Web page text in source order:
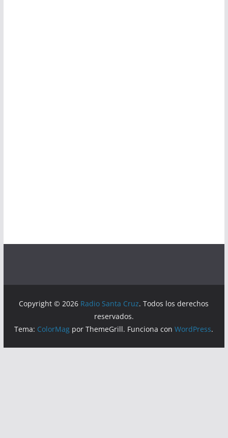
Copyright © 2026 Radio Santa Cruz. Todos los derechos
reservados.
Tema: ColorMag por ThemeGrill. Funciona conWordPress.